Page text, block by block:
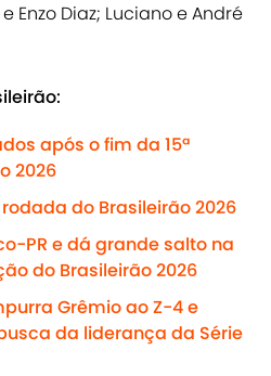
Enzo Diaz; Luciano e André
após o fim da 15ª
2026
do Brasileirão 2026
PR e dá grande salto na
do Brasileirão 2026
Grêmio ao Z-4 e
da liderança da Série